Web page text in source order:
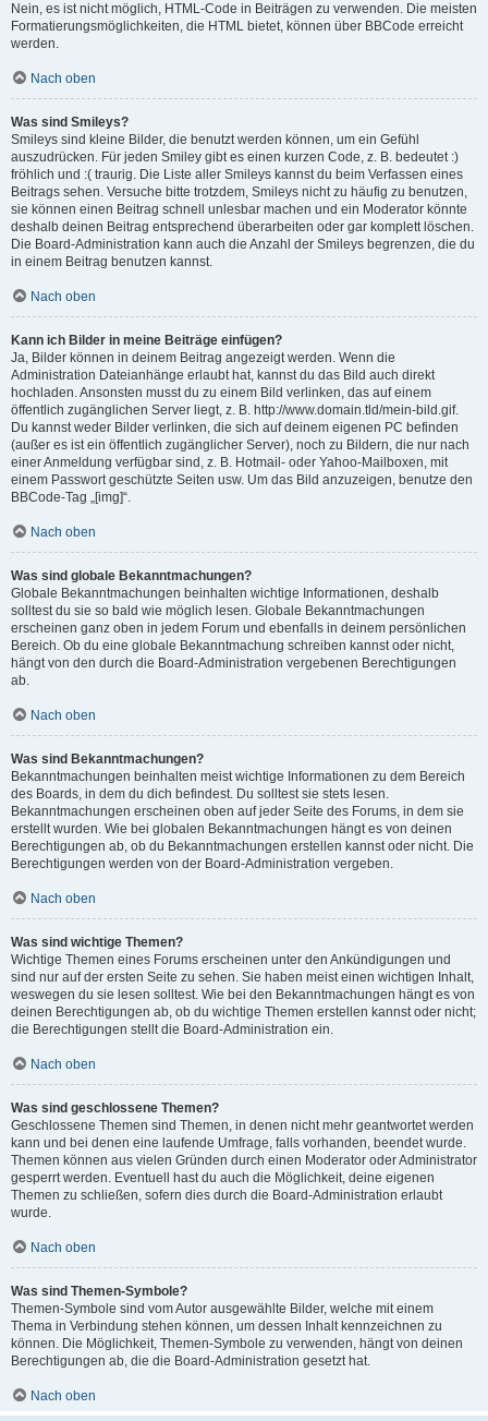
Nein, es ist nicht möglich, HTML-Code in Beiträgen zu verwenden. Die meisten
Formatierungsmöglichkeiten, die HTML bietet, können über BBCode erreicht
werden.
Nach oben
Was sind Smileys?
Smileys sind kleine Bilder, die benutzt werden können, um ein Gefühl
auszudrücken. Für jeden Smiley gibt es einen kurzen Code, z. B. bedeutet :)
fröhlich und :( traurig. Die Liste aller Smileys kannst du beim Verfassen eines
Beitrags sehen. Versuche bitte trotzdem, Smileys nicht zu häufig zu benutzen,
sie können einen Beitrag schnell unlesbar machen und ein Moderator könnte
deshalb deinen Beitrag entsprechend überarbeiten oder gar komplett löschen.
Die Board-Administration kann auch die Anzahl der Smileys begrenzen, die du
in einem Beitrag benutzen kannst.
Nach oben
Kann ich Bilder in meine Beiträge einfügen?
Ja, Bilder können in deinem Beitrag angezeigt werden. Wenn die
Administration Dateianhänge erlaubt hat, kannst du das Bild auch direkt
hochladen. Ansonsten musst du zu einem Bild verlinken, das auf einem
öffentlich zugänglichen Server liegt, z. B. http://www.domain.tld/mein-bild.gif.
Du kannst weder Bilder verlinken, die sich auf deinem eigenen PC befinden
(außer es ist ein öffentlich zugänglicher Server), noch zu Bildern, die nur nach
einer Anmeldung verfügbar sind, z. B. Hotmail- oder Yahoo-Mailboxen, mit
einem Passwort geschützte Seiten usw. Um das Bild anzuzeigen, benutze den
BBCode-Tag „[img]“.
Nach oben
Was sind globale Bekanntmachungen?
Globale Bekanntmachungen beinhalten wichtige Informationen, deshalb
solltest du sie so bald wie möglich lesen. Globale Bekanntmachungen
erscheinen ganz oben in jedem Forum und ebenfalls in deinem persönlichen
Bereich. Ob du eine globale Bekanntmachung schreiben kannst oder nicht,
hängt von den durch die Board-Administration vergebenen Berechtigungen
ab.
Nach oben
Was sind Bekanntmachungen?
Bekanntmachungen beinhalten meist wichtige Informationen zu dem Bereich
des Boards, in dem du dich befindest. Du solltest sie stets lesen.
Bekanntmachungen erscheinen oben auf jeder Seite des Forums, in dem sie
erstellt wurden. Wie bei globalen Bekanntmachungen hängt es von deinen
Berechtigungen ab, ob du Bekanntmachungen erstellen kannst oder nicht. Die
Berechtigungen werden von der Board-Administration vergeben.
Nach oben
Was sind wichtige Themen?
Wichtige Themen eines Forums erscheinen unter den Ankündigungen und
sind nur auf der ersten Seite zu sehen. Sie haben meist einen wichtigen Inhalt,
weswegen du sie lesen solltest. Wie bei den Bekanntmachungen hängt es von
deinen Berechtigungen ab, ob du wichtige Themen erstellen kannst oder nicht;
die Berechtigungen stellt die Board-Administration ein.
Nach oben
Was sind geschlossene Themen?
Geschlossene Themen sind Themen, in denen nicht mehr geantwortet werden
kann und bei denen eine laufende Umfrage, falls vorhanden, beendet wurde.
Themen können aus vielen Gründen durch einen Moderator oder Administrator
gesperrt werden. Eventuell hast du auch die Möglichkeit, deine eigenen
Themen zu schließen, sofern dies durch die Board-Administration erlaubt
wurde.
Nach oben
Was sind Themen-Symbole?
Themen-Symbole sind vom Autor ausgewählte Bilder, welche mit einem
Thema in Verbindung stehen können, um dessen Inhalt kennzeichnen zu
können. Die Möglichkeit, Themen-Symbole zu verwenden, hängt von deinen
Berechtigungen ab, die die Board-Administration gesetzt hat.
Nach oben